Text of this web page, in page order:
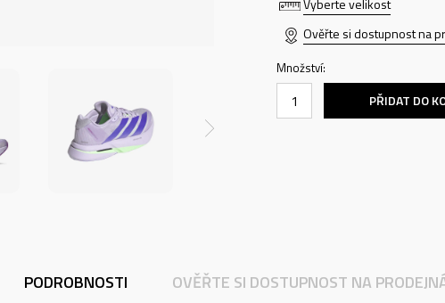
Vyberte velikost
Ověřte si dostupnost na
Množství:
PŘIDAT DO
PODROBNOSTI OVĚŘTE SI DOSTUPNOST NA